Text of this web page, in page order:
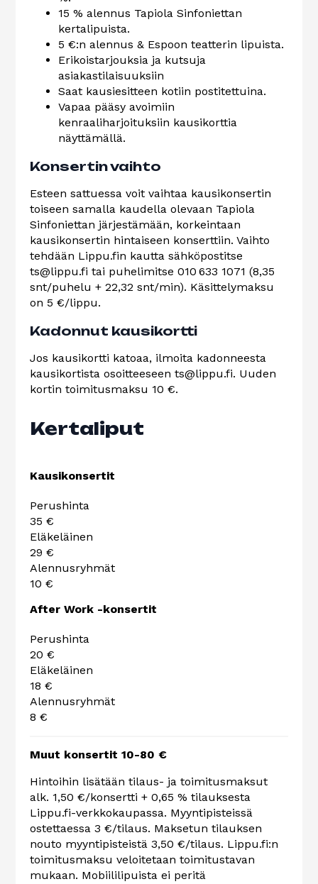
15 % alennus Tapiola Sinfoniettan
kertalipuista.
5 €:n alennus & Espoon teatterin lipuista.
Erikoistarjouksia ja kutsuja
asiakastilaisuuksiin
Saat kausiesitteen kotiin postitettuina.
Vapaa pääsy avoimiin
kenraaliharjoituksiin kausikorttia
näyttämällä.
Konsertin vaihto
Esteen sattuessa voit vaihtaa kausikonsertin
toiseen samalla kaudella olevaan Tapiola
Sinfoniettan järjestämään, korkeintaan
kausikonsertin hintaiseen konserttiin. Vaihto
tehdään Lippu.fin kautta sähköpostitse
ts@lippu.fi tai puhelimitse 010 633 1071 (8,35
snt/puhelu + 22,32 snt/min). Käsittelymaksu
on 5 €/lippu.
Kadonnut kausikortti
Jos kausikortti katoaa, ilmoita kadonneesta
kausikortista osoitteeseen ts@lippu.fi. Uuden
kortin toimitusmaksu 10 €.
Kertaliput
Kausikonsertit
Perushinta
35 €
Eläkeläinen
29 €
Alennusryhmät
10 €
After Work -konsertit
Perushinta
20 €
Eläkeläinen
18 €
Alennusryhmät
8 €
Muut konsertit 10-80 €
Hintoihin lisätään tilaus- ja toimitusmaksut
alk. 1,50 €/konsertti + 0,65 % tilauksesta
Lippu.fi-verkkokaupassa. Myyntipisteissä
ostettaessa 3 €/tilaus. Maksetun tilauksen
nouto myyntipisteistä 3,50 €/tilaus. Lippu.fi:n
toimitusmaksu veloitetaan toimitustavan
mukaan. Mobiililipuista ei peritä